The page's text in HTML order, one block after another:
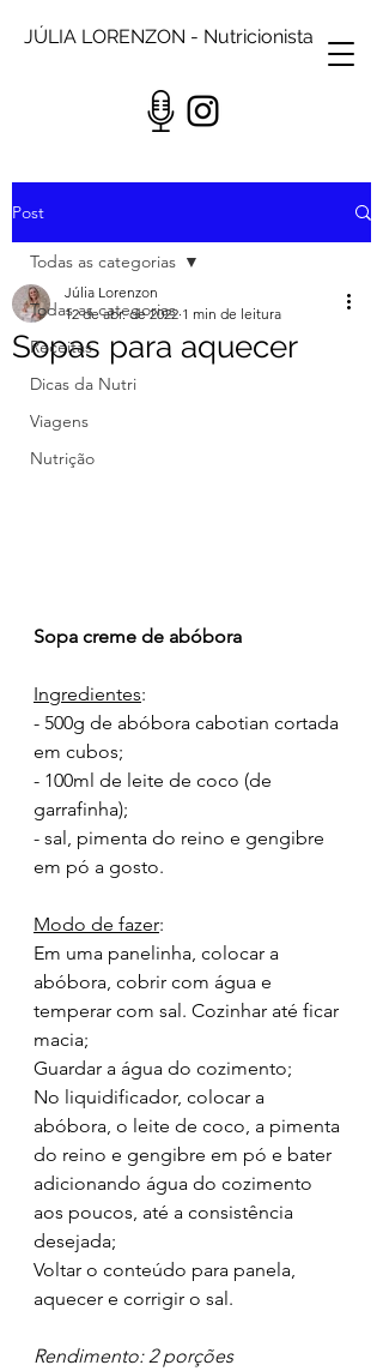
JÚLIA LORENZON - Nutricionista
Post
Todas as categorias
Receitas
Dicas da Nutri
Viagens
Nutrição
Todas as categorias
Sopas para aquecer
Júlia Lorenzon
12 de abr. de 2022 1 min de leitura
Sopa creme de abóbora
Ingredientes:
- 500g de abóbora cabotian cortada
em cubos;
- 100ml de leite de coco (de
garrafinha);
- sal, pimenta do reino e gengibre
em pó a gosto.
Modo de fazer:
Em uma panelinha, colocar a
abóbora, cobrir com água e
temperar com sal. Cozinhar até ficar
macia;
Guardar a água do cozimento;
No liquidificador, colocar a
abóbora, o leite de coco, a pimenta
do reino e gengibre em pó e bater
adicionando água do cozimento
aos poucos, até a consistência
desejada;
Voltar o conteúdo para panela,
aquecer e corrigir o sal.
Rendimento: 2 porções